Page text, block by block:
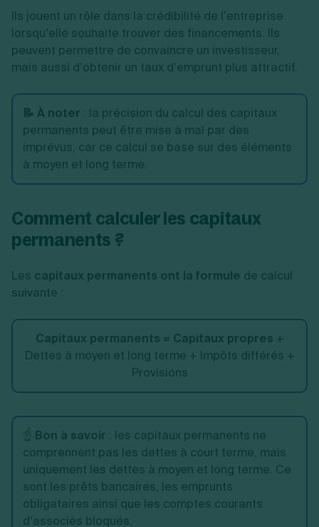
Ils jouent un rôle dans la crédibilité de l’entreprise
lorsqu’elle souhaite trouver des financements. Ils
peuvent permettre de convaincre un investisseur,
mais aussi d’obtenir un taux d’emprunt plus attractif.
📝 À noter : la précision du calcul des capitaux
permanents peut être mise à mal par des
imprévus, car ce calcul se base sur des éléments
à moyen et long terme.
Comment calculer les capitaux
permanents ?
Les capitaux permanents ont la formule de calcul
suivante :
Capitaux permanents = Capitaux propres +
Dettes à moyen et long terme + Impôts différés +
Provisions
☝️ Bon à savoir : les capitaux permanents ne
comprennent pas les dettes à court terme, mais
uniquement les dettes à moyen et long terme. Ce
sont les prêts bancaires, les emprunts
obligataires ainsi que les comptes courants
d’associés bloqués.